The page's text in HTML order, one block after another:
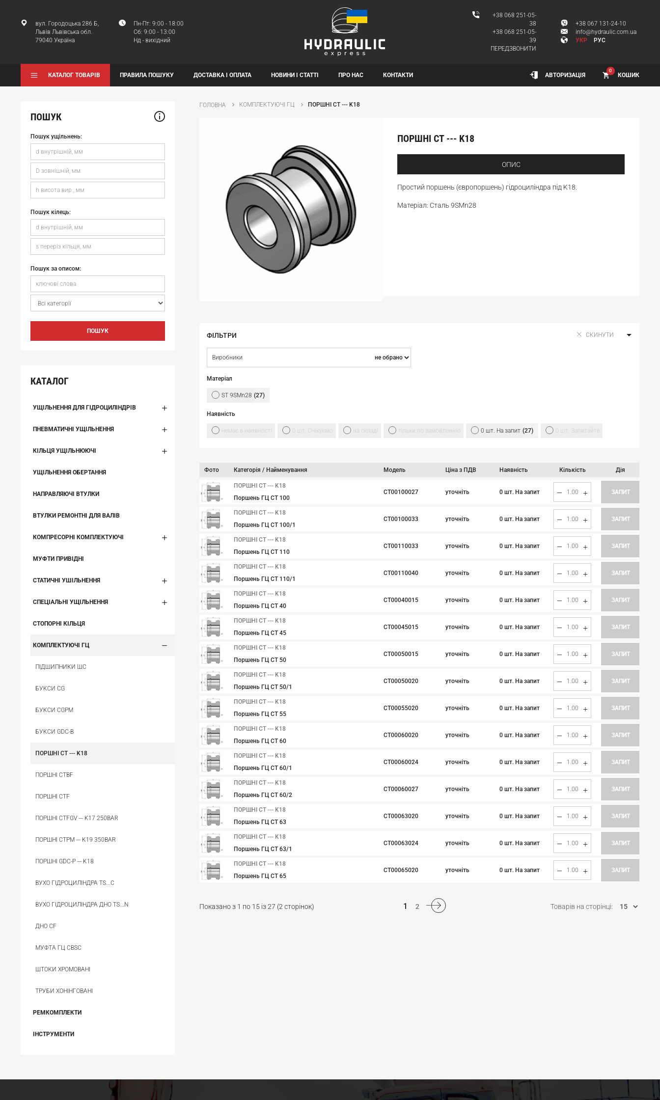
вул. Городоцька 286 Б,
Львів Львівська обл.
79040 Україна
Пн-Пт: 9:00 - 18:00
Сб: 9:00 - 13:00
Нд - вихідний
+38 068 251-05-
38
+38 068 251-05-
39
ПЕРЕДЗВОНИТИ
+38 067 131-24-10
info@hydraulic.com.ua
УКР
РУС
КАТАЛОГ ТОВАРІВ ПРАВИЛА ПОШУКУ ДОСТАВКА І ОПЛАТА НОВИНИ І СТАТТІ ПРО НАС КОНТАКТИ АВТОРИЗАЦІЯ КОШИК
0
ПОШУК
Пошук ущільнень:
Пошук кілець:
Пошук за описом:
ПОШУК
КАТАЛОГ
УЩІЛЬНЕННЯ ДЛЯ ГІДРОЦИЛІНДРІВ
ПНЕВМАТИЧНІ УЩІЛЬНЕННЯ
КІЛЬЦЯ УЩІЛЬНЮЮЧІ
УЩІЛЬНЕННЯ ОБЕРТАННЯ
НАПРАВЛЯЮЧІ ВТУЛКИ
ВТУЛКИ РЕМОНТНІ ДЛЯ ВАЛІВ
КОМПРЕСОРНІ КОМПЛЕКТУЮЧІ
МУФТИ ПРИВІДНІ
СТАТИЧНІ УШІЛЬНЕННЯ
СПЕЦІАЛЬНІ УЩІЛЬНЕННЯ
СТОПОРНІ КІЛЬЦЯ
КОМПЛЕКТУЮЧІ ГЦ
ПІДШИПНИКИ ШС
БУКСИ CG
БУКСИ CGPM
БУКСИ GDC-B
ПОРШНІ CT --- K18
ПОРШНІ CTBF
ПОРШНІ CTF
ПОРШНІ CTFGV --- K17 250BAR
ПОРШНІ CTPM --- K19 350BAR
ПОРШНІ GDC-P --- K18
ВУХО ГІДРОЦИЛІНДРА TS...C
ВУХО ГІДРОЦИЛІНДРА ДНО TS...N
ДНО CF
МУФТА ГЦ CBSС
ШТОКИ ХРОМОВАНІ
ТРУБИ ХОНІНГОВАНІ
РЕМКОМПЛЕКТИ
ІНСТРУМЕНТИ
ГОЛОВНА КОМПЛЕКТУЮЧІ ГЦ ПОРШНІ CT --- K18
ПОРШНІ CT --- K18
ОПИС
Простий поршень (європоршень) гідроциліндра під K18.
Матеріал: Сталь 9SMn28
ФІЛЬТРИ
Наявність
немає в наявності 0 шт. Очікуємо на складі тільки по замовленню 0 шт. На запит 27 0 шт. Запитайте
Виробники
Матеріал
ST 9SMn28 27
Фото Категорія / Найменування Модель Ціна з ПДВ Наявність Кількість Дія
ПОРШНІ CT --- K18
Поршень ГЦ CT 100
CT00100027 уточніть 0 шт. На запит ЗАПИТ
ПОРШНІ CT --- K18
Поршень ГЦ CT 100/1
CT00100033 уточніть 0 шт. На запит ЗАПИТ
ПОРШНІ CT --- K18
Поршень ГЦ CT 110
CT00110033 уточніть 0 шт. На запит ЗАПИТ
ПОРШНІ CT --- K18
Поршень ГЦ CT 110/1
CT00110040 уточніть 0 шт. На запит ЗАПИТ
ПОРШНІ CT --- K18
Поршень ГЦ CT 40
CT00040015 уточніть 0 шт. На запит ЗАПИТ
ПОРШНІ CT --- K18
Поршень ГЦ CT 45
CT00045015 уточніть 0 шт. На запит ЗАПИТ
ПОРШНІ CT --- K18
Поршень ГЦ CT 50
CT00050015 уточніть 0 шт. На запит ЗАПИТ
ПОРШНІ CT --- K18
Поршень ГЦ CT 50/1
CT00050020 уточніть 0 шт. На запит ЗАПИТ
ПОРШНІ CT --- K18
Поршень ГЦ CT 55
CT00055020 уточніть 0 шт. На запит ЗАПИТ
ПОРШНІ CT --- K18
Поршень ГЦ CT 60
CT00060020 уточніть 0 шт. На запит ЗАПИТ
ПОРШНІ CT --- K18
Поршень ГЦ CT 60/1
CT00060024 уточніть 0 шт. На запит ЗАПИТ
ПОРШНІ CT --- K18
Поршень ГЦ CT 60/2
CT00060027 уточніть 0 шт. На запит ЗАПИТ
ПОРШНІ CT --- K18
Поршень ГЦ CT 63
CT00063020 уточніть 0 шт. На запит ЗАПИТ
ПОРШНІ CT --- K18
Поршень ГЦ CT 63/1
CT00063024 уточніть 0 шт. На запит ЗАПИТ
ПОРШНІ CT --- K18
Поршень ГЦ CT 65
CT00065020 уточніть 0 шт. На запит ЗАПИТ
Показано з 1 по 15 із 27 (2 сторінок) 1 2 Товарів на сторінці: